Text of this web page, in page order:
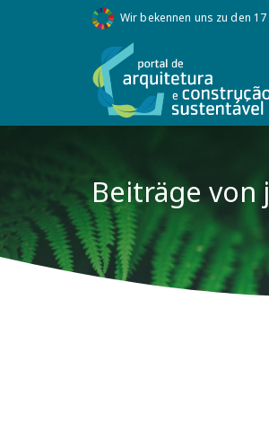
Wir bekennen uns zu den
Beiträge von